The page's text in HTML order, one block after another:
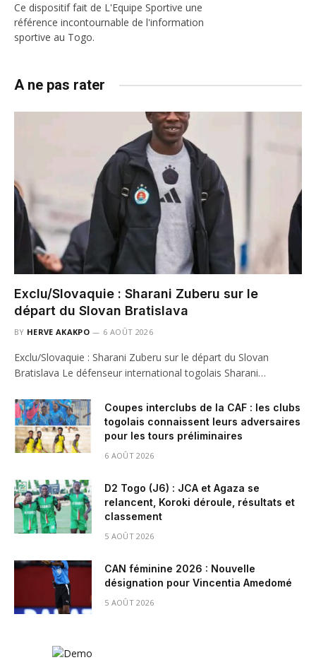
Ce dispositif fait de L'Equipe Sportive une
référence incontournable de l'information
sportive au Togo.
A ne pas rater
Exclu/Slovaquie : Sharani Zuberu sur le
départ du Slovan Bratislava
BY HERVE AKAKPO 6 AOÛT 2026
Exclu/Slovaquie : Sharani Zuberu sur le départ du Slovan
Bratislava Le défenseur international togolais Sharani…
Coupes interclubs de la CAF : les clubs
togolais connaissent leurs adversaires
pour les tours préliminaires
6 AOÛT 2026
D2 Togo (J6) : JCA et Agaza se
relancent, Koroki déroule, résultats et
classement
5 AOÛT 2026
CAN féminine 2026 : Nouvelle
désignation pour Vincentia Amedomé
5 AOÛT 2026